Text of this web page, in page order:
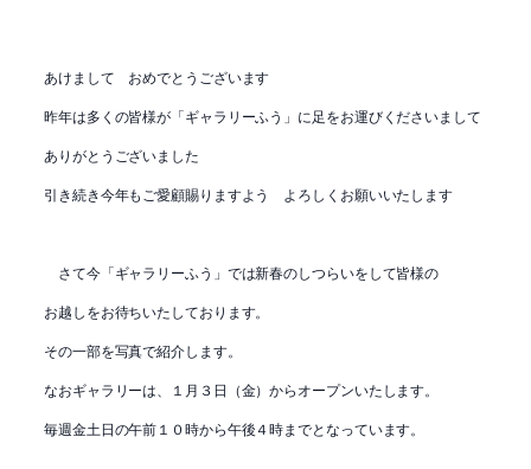
あけまして おめでとうございます
昨年は多くの皆様が「ギャラリーふう」に足をお運びくださいまして
ありがとうございました
引き続き今年もご愛顧賜りますよう よろしくお願いいたします
さて今「ギャラリーふう」では新春のしつらいをして皆様の
お越しをお待ちいたしております。
その一部を写真で紹介します。
なおギャラリーは、１月３日（金）からオープンいたします。
毎週金土日の午前１０時から午後４時までとなっています。